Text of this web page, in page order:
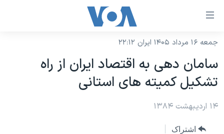
لینکهای
دسترسی
جهش
محتوای
اصلی
جهش
نسخه سبک وب‌سایت
موضوع ها
ایران
آمریکا
برنامه های تلویزیونی
جدول برنامه ها
جمعه ۱۶ مرداد ۱۴۰۵ ایران ۲۲:۱۲
سامان دهی به اقتصاد ايران از راه
تشکيل کميته های استانی
۱۴ اردیبهشت ۱۳۸۴
اشتراک